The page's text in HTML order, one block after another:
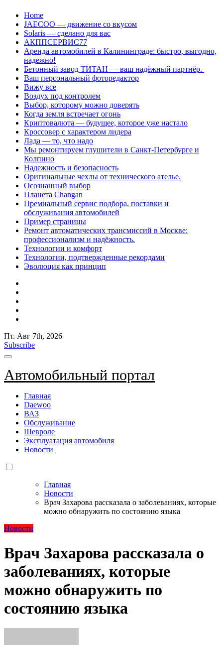
Перейти
содержанию
Home
JAECOO — движение со вкусом
Solaris — сделано для вас
АКППСЕРВИС77
Аренда автомобилей в Калининграде: быстро, выгодно,
надежно!
Бетонный завод ТИТАН — ваш надёжный партнёр.
Ваш персональный фоторедактор
Вижу все
Воздух под контролем
Выбор, которому можно доверять
Когда земля встречает огонь
Криптовалюта — будущее, которое уже настало
Кроссовер с характером лидера
Лада — то, что надо
Мы ремонтируем глушители в Санкт-Петербурге и
Колпино
Надежность и безопасность
Оригинальные чехлы от технического ателье.
Осознанный выбор
Планета Changan
Премиальный сервис подбора, поставки и
обслуживания автомобилей
Пример страницы
Ремонт автоматических трансмиссий в Москве:
профессионализм и надёжность.
Технологии и комфорт
Технологии, подтвержденные рекордами
Эволюция как принцип
Пт. Авг 7th, 2026
Subscribe
Автомобильный портал
Главная
Daewoo
ВАЗ
Обслуживание
Шевроле
Эксплуатация автомобиля
Новости
Главная
Новости
Врач Захарова рассказала о заболеваниях, которые
можно обнаружить по состоянию языка
Новости
Врач Захарова рассказала о
заболеваниях, которые
можно обнаружить по
состоянию языка